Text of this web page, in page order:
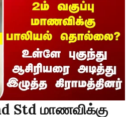
Std மாணவிக்கு